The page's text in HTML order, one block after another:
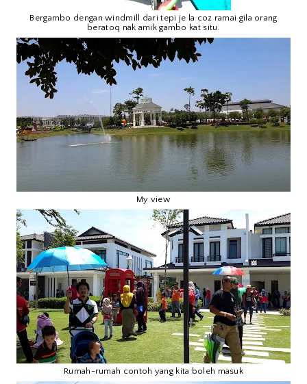
Bergambo dengan windmill dari tepi je la coz ramai gila orang
beratoq nak amik gambo kat situ.
My view
Rumah-rumah contoh yang kita boleh masuk